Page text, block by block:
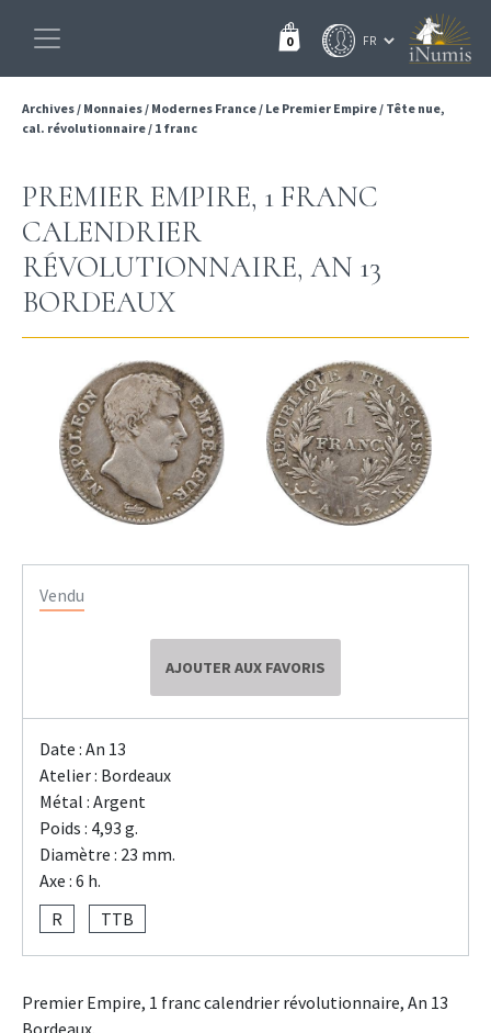
0
Archives/ Monnaies/ Modernes France/ Le Premier Empire/ Tête nue,
cal. révolutionnaire/ 1 franc
PREMIER EMPIRE, 1 FRANC
CALENDRIER
RÉVOLUTIONNAIRE, AN 13
BORDEAUX
Vendu
AJOUTER AUX FAVORIS
Date : An 13
Atelier : Bordeaux
Métal : Argent
Poids : 4,93 g.
Diamètre : 23 mm.
Axe : 6 h.
R
TTB
Premier Empire, 1 franc calendrier révolutionnaire, An 13
Bordeaux.